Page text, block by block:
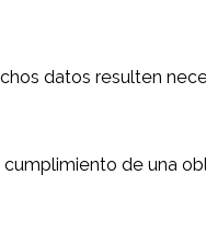
datos resulten
de una